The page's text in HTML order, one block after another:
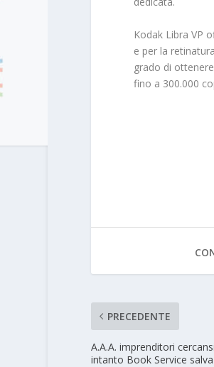
Kodak Libra VP
e per la
grado di
fino a 300.000
PRECEDENTE
A.A.A. imprenditori
intanto Book Service